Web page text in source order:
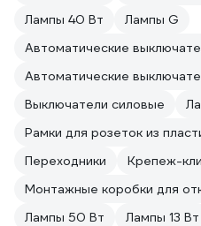
Лампы 40 Вт
Лампы G
Автоматические
Автоматические
Выключатели силовые
Рамки для розеток из
Переходники
Крепеж-
Монтажные коробки для
Лампы 50 Вт
Лампы 13 Вт